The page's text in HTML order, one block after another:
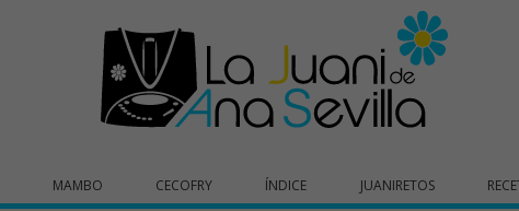
MAMBO CECOFRY ÍNDICE JUANIRETOS